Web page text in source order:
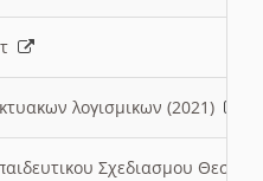
λογισμικων (2021)
Σχεδιασμου